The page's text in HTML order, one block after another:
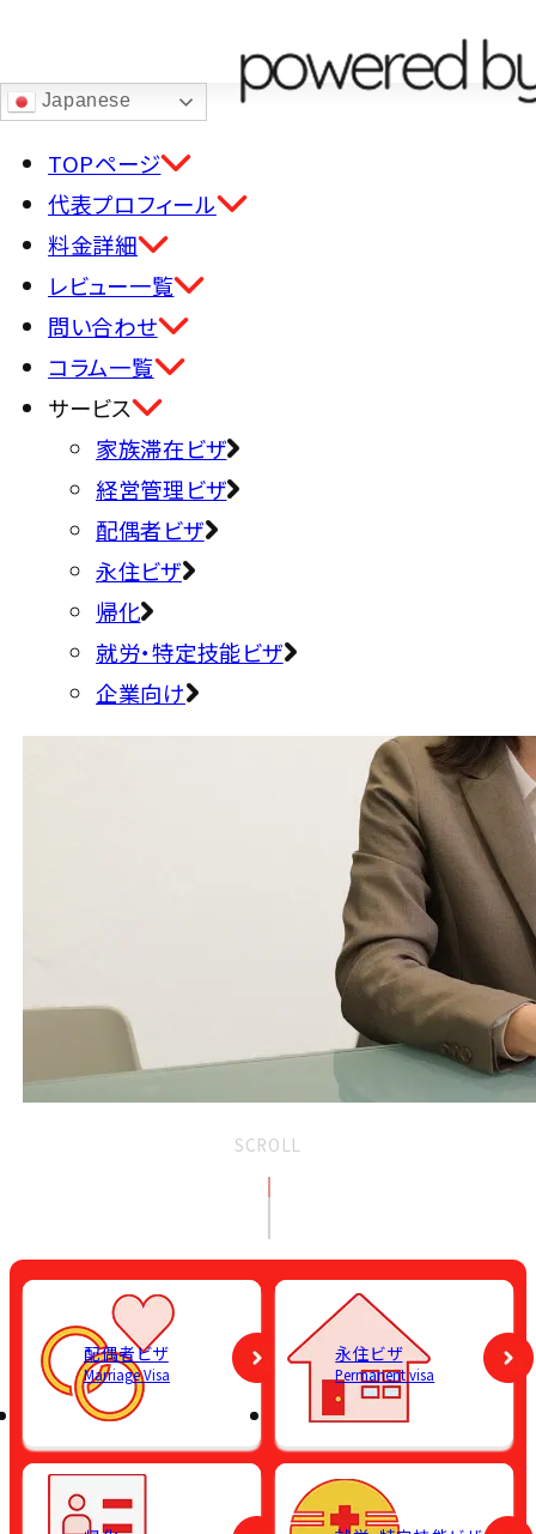
サービス
Japanese
TOPページ
代表プロフィール
料金詳細
レビュー一覧
問い合わせ
コラム一覧
サービス
家族滞在ビザ
経営管理ビザ
配偶者ビザ
永住ビザ
帰化
就労・特定技能ビザ
企業向け
日本で暮らしていきたいアジア人の方へ
アジア人
在留ビザ
申請サポート
SCROLL
配偶者ビザ
Marriage Visa
永住ビザ
Permanent visa